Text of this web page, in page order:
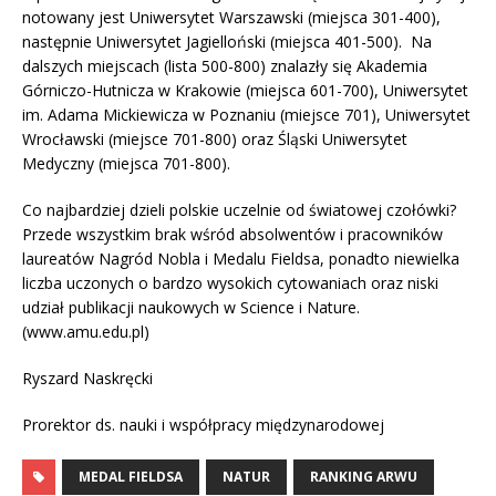
notowany jest Uniwersytet Warszawski (miejsca 301-400),
następnie Uniwersytet Jagielloński (miejsca 401-500). Na
dalszych miejscach (lista 500-800) znalazły się Akademia
Górniczo-Hutnicza w Krakowie (miejsca 601-700), Uniwersytet
im. Adama Mickiewicza w Poznaniu (miejsce 701), Uniwersytet
Wrocławski (miejsce 701-800) oraz Śląski Uniwersytet
Medyczny (miejsca 701-800).
Co najbardziej dzieli polskie uczelnie od światowej czołówki?
Przede wszystkim brak wśród absolwentów i pracowników
laureatów Nagród Nobla i Medalu Fieldsa, ponadto niewielka
liczba uczonych o bardzo wysokich cytowaniach oraz niski
udział publikacji naukowych w Science i Nature.
(www.amu.edu.pl)
Ryszard Naskręcki
Prorektor ds. nauki i współpracy międzynarodowej
MEDAL FIELDSA NATUR RANKING ARWU